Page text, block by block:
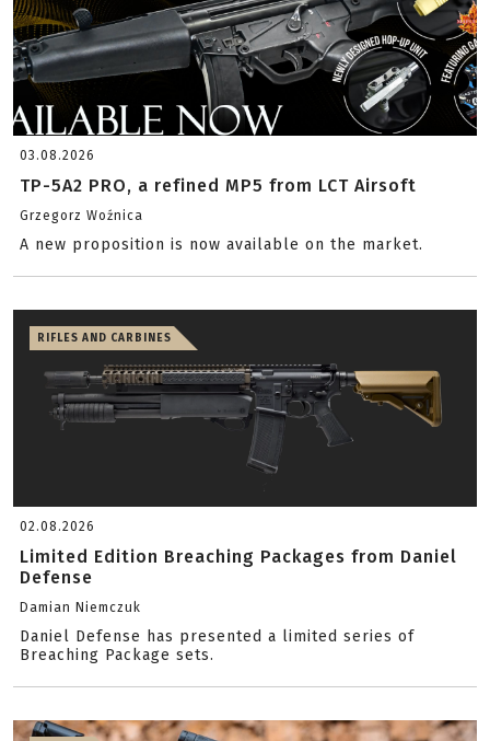
03.08.2026
TP-5A2 PRO, a refined MP5 from LCT Airsoft
Grzegorz Woźnica
A new proposition is now available on the market.
RIFLES AND CARBINES
02.08.2026
Limited Edition Breaching Packages from Daniel
Defense
Damian Niemczuk
Daniel Defense has presented a limited series of
Breaching Package sets.